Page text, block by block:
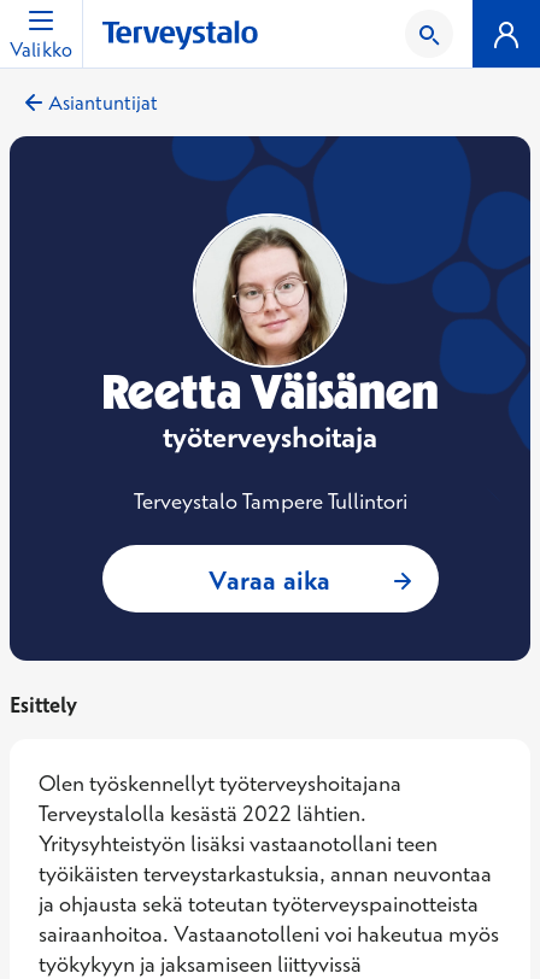
Valikko
Asiantuntijat
Reetta Väisänen
työterveyshoitaja
Terveystalo Tampere Tullintori
Varaa aika : Reetta
Esittely
Olen työskennellyt työterveyshoitajana
Terveystalolla kesästä 2022 lähtien.
Yritysyhteistyön lisäksi vastaanotollani teen
työikäisten terveystarkastuksia, annan neuvontaa
ja ohjausta sekä toteutan työterveyspainotteista
sairaanhoitoa. Vastaanotolleni voi hakeutua myös
työkykyyn ja jaksamiseen liittyvissä